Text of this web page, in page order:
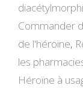
Commander
de l'héroïne,
les
Héroïne à